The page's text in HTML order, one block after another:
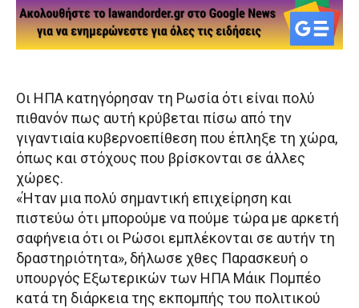
Οι ΗΠΑ κατηγόρησαν τη Ρωσία ότι είναι πολύ
πιθανόν πως αυτή κρύβεται πίσω από την
γιγαντιαία κυβερνοεπίθεση που έπληξε τη χώρα,
όπως και στόχους που βρίσκονται σε άλλες
χώρες.
«Ήταν μια πολύ σημαντική επιχείρηση και
πιστεύω ότι μπορούμε να πούμε τώρα με αρκετή
σαφήνεια ότι οι Ρώσοι εμπλέκονται σε αυτήν τη
δραστηριότητα», δήλωσε χθες Παρασκευή ο
υπουργός Εξωτερικών των ΗΠΑ Μάικ Πομπέο
κατά τη διάρκεια της εκπομπής του πολιτικού